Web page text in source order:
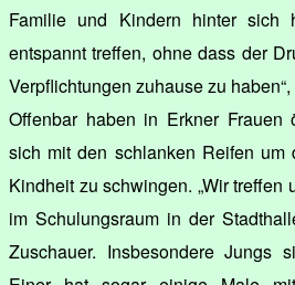
Familie und Kindern hinter sich
entspannt treffen, ohne dass der
Verpflichtungen zuhause zu
Offenbar haben in Erkner Frauen
sich mit den schlanken Reifen
Kindheit zu schwingen. „Wir treffen
im Schulungsraum in der
Zuschauer. Insbesondere Jungs